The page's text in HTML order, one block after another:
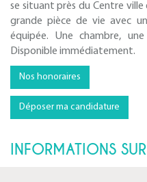
se situant près du Centre
grande pièce de vie avec
équipée. Une chambre,
Disponible immédiatement.
Nos honoraires
Déposer ma candidature
INFORMATIONS